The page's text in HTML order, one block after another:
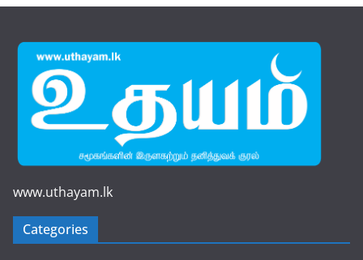
www.uthayam.lk
Categories